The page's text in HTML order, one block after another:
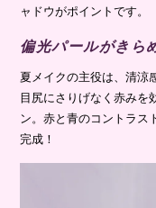
ャドウがポイントです。
偏光パールがきら
夏メイクの主役は、清涼
目尻にさりげなく赤みを
ン。赤と青のコントラス
完成！